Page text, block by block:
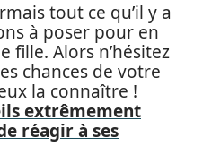
tout ce qu’il y a
à poser pour en
fille. Alors n’hésitez
chances de votre
la connaître !
extrêmement
réagir à ses